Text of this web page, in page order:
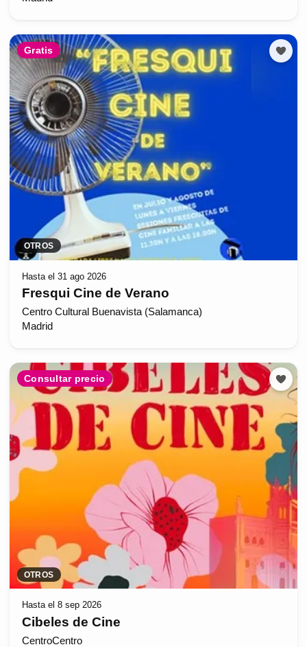
Gratis
OTROS
Hasta el 31 ago 2026
Fresqui Cine de Verano
Centro Cultural Buenavista (Salamanca)
Madrid
Consultar precio
OTROS
Hasta el 8 sep 2026
Cibeles de Cine
CentroCentro